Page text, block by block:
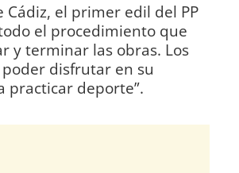
el primer edil del PP
el procedimiento que
y terminar las obras. Los
disfrutar en su
practicar deporte”.